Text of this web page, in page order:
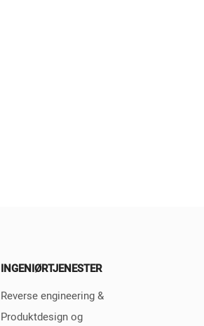
INGENIØRTJENESTER
Reverse engineering &
Produktdesign og